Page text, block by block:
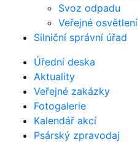
Svoz odpadu
Veřejné osvětlení
Silniční správní úřad
Úřední deska
Aktuality
Veřejné zakázky
Fotogalerie
Kalendář akcí
Psárský zpravodaj